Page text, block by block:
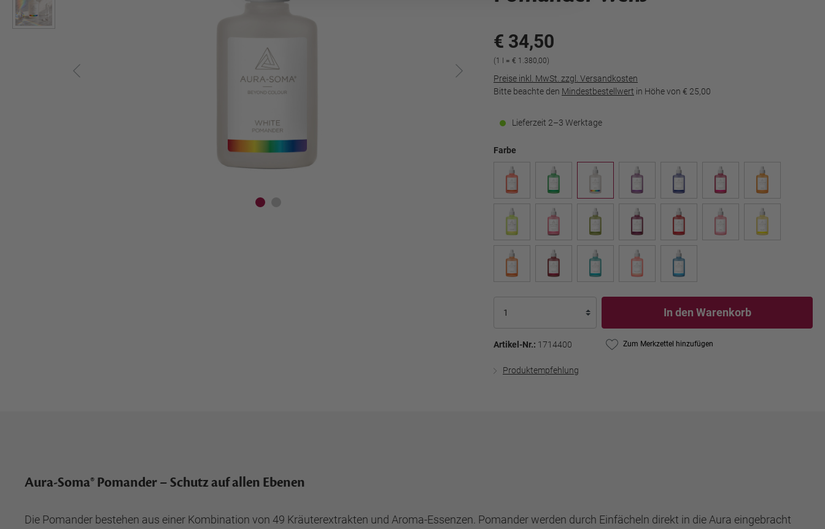
€ 34,50
(1 l = € 1.380,00)
Preise inkl. MwSt. zzgl. Versandkosten
Bitte beachte den Mindestbestellwert in Höhe von € 25,00
Lieferzeit 2–3 Werktage
Farbe
In den Warenkorb
Artikel-Nr.: 1714400 Zum Merkzettel hinzufügen
Produktempfehlung
Aura-Soma® Pomander – Schutz auf allen Ebenen
Die Pomander bestehen aus einer Kombination von 49 Kräuterextrakten und Aroma-Essenzen. Pomander werden durch Einfächeln direkt in die Aura eingebracht